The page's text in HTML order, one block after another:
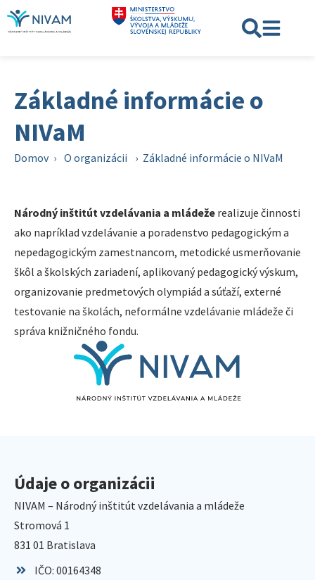
Základné informácie o
NIVaM
Domov › O organizácii › Základné informácie o NIVaM
Národný inštitút vzdelávania a mládeže realizuje činnosti
ako napríklad vzdelávanie a poradenstvo pedagogickým a
nepedagogickým zamestnancom, metodické usmerňovanie
škôl a školských zariadení, aplikovaný pedagogický výskum,
organizovanie predmetových olympiád a súťaží, externé
testovanie na školách, neformálne vzdelávanie mládeže či
správa knižničného fondu.
Údaje o organizácii
NIVAM – Národný inštitút vzdelávania a mládeže
Stromová 1
831 01 Bratislava
IČO: 00164348